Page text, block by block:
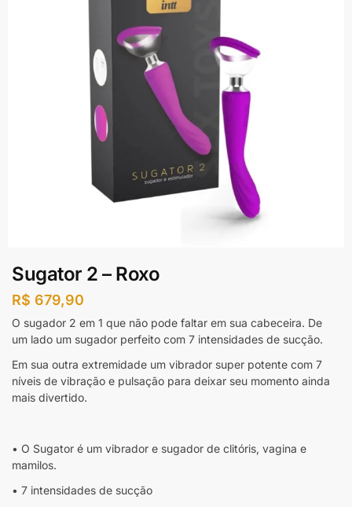
Sugator 2 – Roxo
R$ 679,90
O sugador 2 em 1 que não pode faltar em sua cabeceira. De
um lado um sugador perfeito com 7 intensidades de sucção.
Em sua outra extremidade um vibrador super potente com 7
níveis de vibração e pulsação para deixar seu momento ainda
mais divertido.
• O Sugator é um vibrador e sugador de clitóris, vagina e
mamilos.
• 7 intensidades de sucção